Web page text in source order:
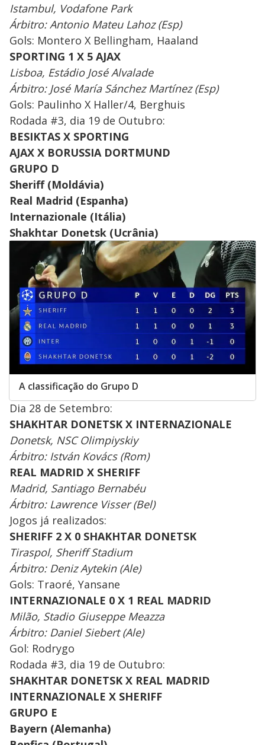
Istambul, Vodafone Park
Árbitro: Antonio Mateu Lahoz (Esp)
Gols: Montero X Bellingham, Haaland
SPORTING 1 X 5 AJAX
Lisboa, Estádio José Alvalade
Árbitro: José María Sánchez Martínez (Esp)
Gols: Paulinho X Haller/4, Berghuis
Rodada #3, dia 19 de Outubro:
BESIKTAS X SPORTING
AJAX X BORUSSIA DORTMUND
GRUPO D
Sheriff (Moldávia)
Real Madrid (Espanha)
Internazionale (Itália)
Shakhtar Donetsk (Ucrânia)
A classificação do Grupo D
Dia 28 de Setembro:
SHAKHTAR DONETSK X INTERNAZIONALE
Donetsk, NSC Olimpiyskiy
Árbitro: István Kovács (Rom)
REAL MADRID X SHERIFF
Madrid, Santiago Bernabéu
Árbitro: Lawrence Visser (Bel)
Jogos já realizados:
SHERIFF 2 X 0 SHAKHTAR DONETSK
Tiraspol, Sheriff Stadium
Árbitro: Deniz Aytekin (Ale)
Gols: Traoré, Yansane
INTERNAZIONALE 0 X 1 REAL MADRID
Milão, Stadio Giuseppe Meazza
Árbitro: Daniel Siebert (Ale)
Gol: Rodrygo
Rodada #3, dia 19 de Outubro:
SHAKHTAR DONETSK X REAL MADRID
INTERNAZIONALE X SHERIFF
GRUPO E
Bayern (Alemanha)